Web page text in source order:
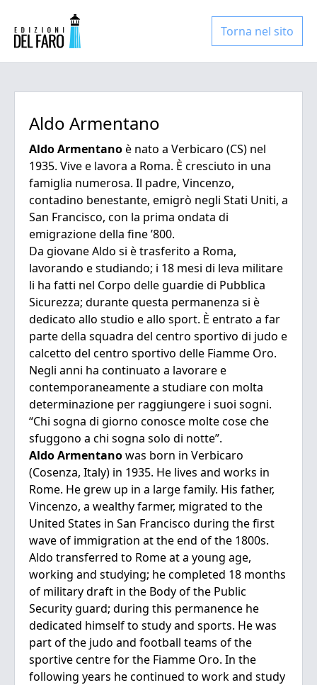
Torna nel sito
Aldo Armentano
Aldo Armentanoè nato a Verbicaro (CS) nel
1935. Vive e lavora a Roma. È cresciuto in una
famiglia numerosa. Il padre, Vincenzo,
contadino benestante, emigrò negli Stati Uniti, a
San Francisco, con la prima ondata di
emigrazione della fine ’800.
Da giovane Aldo si è trasferito a Roma,
lavorando e studiando; i 18 mesi di leva militare
li ha fatti nel Corpo delle guardie di Pubblica
Sicurezza; durante questa permanenza si è
dedicato allo studio e allo sport. È entrato a far
parte della squadra del centro sportivo di judo e
calcetto del centro sportivo delle Fiamme Oro.
Negli anni ha continuato a lavorare e
contemporaneamente a studiare con molta
determinazione per raggiungere i suoi sogni.
“Chi sogna di giorno conosce molte cose che
sfuggono a chi sogna solo di notte”.
Aldo Armentanowas born in Verbicaro
(Cosenza, Italy) in 1935. He lives and works in
Rome. He grew up in a large family. His father,
Vincenzo, a wealthy farmer, migrated to the
United States in San Francisco during the first
wave of immigration at the end of the 1800s.
Aldo transferred to Rome at a young age,
working and studying; he completed 18 months
of military draft in the Body of the Public
Security guard; during this permanence he
dedicated himself to study and sports. He was
part of the judo and football teams of the
sportive centre for the Fiamme Oro. In the
following years he continued to work and study